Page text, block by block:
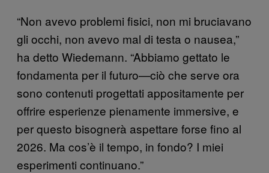
“Non avevo problemi fisici, non mi bruciavano
gli occhi, non avevo mal di testa o nausea,”
ha detto Wiedemann. “Abbiamo gettato le
fondamenta per il futuro—ciò che serve ora
sono contenuti progettati appositamente per
offrire esperienze pienamente immersive, e
per questo bisognerà aspettare forse fino al
2026. Ma cos’è il tempo, in fondo? I miei
esperimenti continuano.”